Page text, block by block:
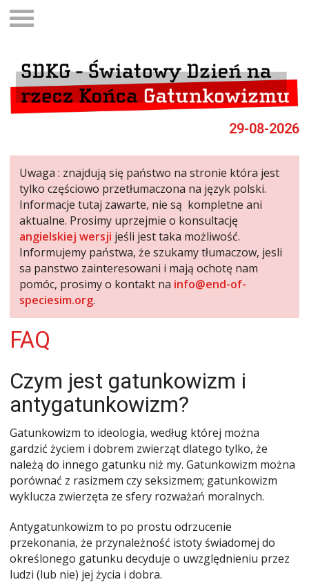
29-08-2026
Uwaga : znajdują się państwo na stronie która jest
tylko częściowo przetłumaczona na język polski.
Informacje tutaj zawarte, nie są kompletne ani
aktualne. Prosimy uprzejmie o konsultację
angielskiej wersji jeśli jest taka możliwość.
Informujemy państwa, że szukamy tłumaczow, jesli
sa panstwo zainteresowani i mają ochotę nam
pomóc, prosimy o kontakt na info@end-of-
speciesim.org.
FAQ
Czym jest gatunkowizm i
antygatunkowizm?
Gatunkowizm to ideologia, według której można
gardzić życiem i dobrem zwierząt dlatego tylko, że
należą do innego gatunku niż my. Gatunkowizm można
porównać z rasizmem czy seksizmem; gatunkowizm
wyklucza zwierzęta ze sfery rozważań moralnych.
Antygatunkowizm to po prostu odrzucenie
przekonania, że przynależność istoty świadomej do
określonego gatunku decyduje o uwzględnieniu przez
ludzi (lub nie) jej życia i dobra.